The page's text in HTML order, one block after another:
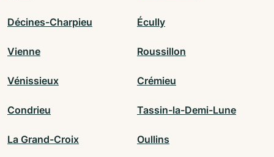
Décines-Charpieu Écully
Vienne Roussillon
Vénissieux Crémieu
Condrieu Tassin-la-Demi-Lune
La Grand-Croix Oullins